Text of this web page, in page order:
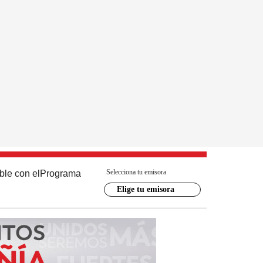
con el Programa Selecciona tu emisora
Elige tu emisora